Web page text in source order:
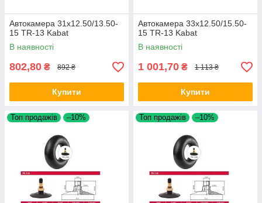
Автокамера 31x12.50/13.50-
15 TR-13 Kabat
В наявності
802,80 ₴ 892 ₴
Купити
Автокамера 33x12.50/15.50-
15 TR-13 Kabat
В наявності
1 001,70 ₴ 1 113 ₴
Купити
Топ продажів –10% Топ продажів –10%